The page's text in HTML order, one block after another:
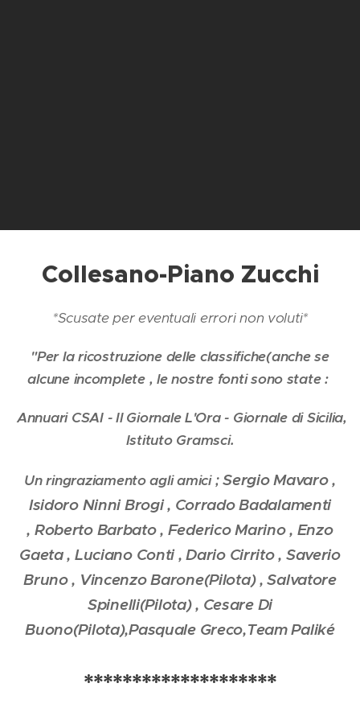
Collesano-Piano Zucchi
*Scusate per eventuali errori non voluti*
"Per la ricostruzione delle classifiche(anche se
alcune incomplete , le nostre fonti sono state :
Annuari CSAI - Il Giornale L'Ora - Giornale di Sicilia,
Istituto Gramsci.
Un ringraziamento agli amici ;Sergio Mavaro ,
Isidoro Ninni Brogi , Corrado Badalamenti
, Roberto Barbato , Federico Marino , Enzo
Gaeta , Luciano Conti , Dario Cirrito , Saverio
Bruno , Vincenzo Barone(Pilota) , Salvatore
Spinelli(Pilota) , Cesare Di
Buono(Pilota),Pasquale Greco,Team Paliké
********************